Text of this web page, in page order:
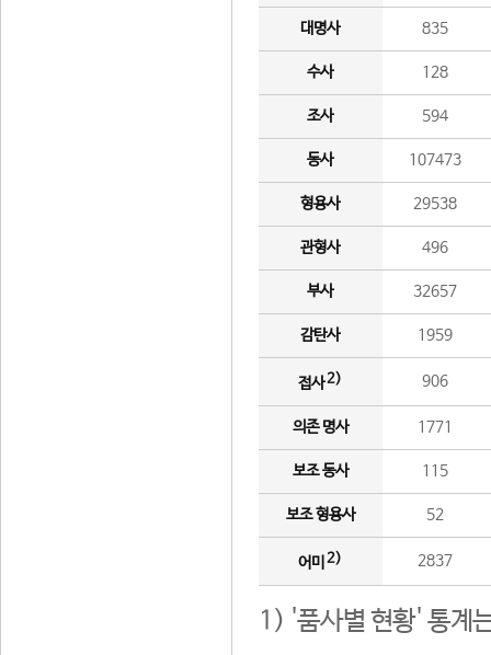
대명사 835
수사 128
조사 594
동사 107473
형용사 29538
관형사 496
부사 32657
감탄사 1959
접사2) 906
의존 명사 1771
보조 동사 115
보조 형용사 52
어미 2) 2837
1) '품사별 현황' 통계